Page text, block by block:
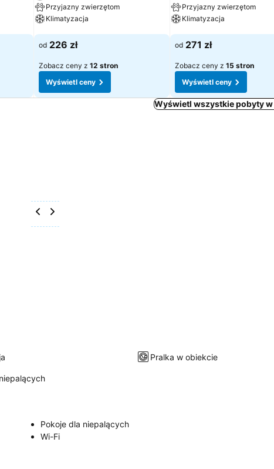
Przyjazny zwierzętom
Klimatyzacja
Wyświetl ceny
od 226 zł
Zobacz ceny z 12 stron
Wyświetl ceny
Przyjazny zwierzętom
Klimatyzacja
Wyświetl ceny
od 271 zł
Zobacz ceny z 15 stron
Wyświetl ceny
Wyświetl wszystkie pobyty w
Pralka w obiekcie
Pokoje dla niepalących
Wi-Fi